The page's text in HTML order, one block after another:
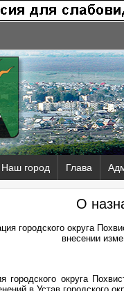
Наш город Глава
О
городского округа
внесении
городского округа